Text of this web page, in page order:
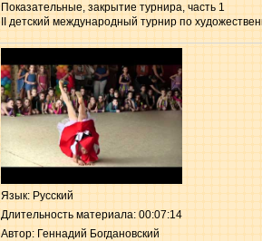
Показательные, закрытие турнира, часть 1
ІI детский международный турнир по
Язык: Русский
Длительность материала: 00:07:14
Автор: Геннадий Богдановский